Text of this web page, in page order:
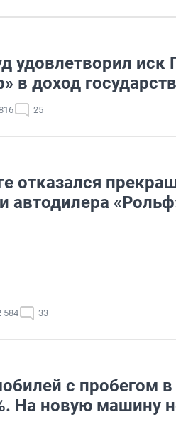
удовлетворил
в доход
25
отказался
автодилера
584 33
с пробегом в
На новую машину